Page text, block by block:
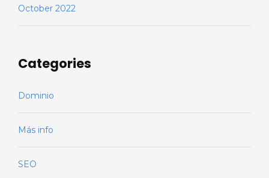
October 2022
Categories
Dominio
Más info
SEO